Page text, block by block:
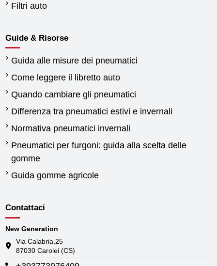
Filtri auto
Guide & Risorse
Guida alle misure dei pneumatici
Come leggere il libretto auto
Quando cambiare gli pneumatici
Differenza tra pneumatici estivi e invernali
Normativa pneumatici invernali
Pneumatici per furgoni: guida alla scelta delle
gomme
Guida gomme agricole
Contattaci
New Generation
Via Calabria,25
87030 Carolei (CS)